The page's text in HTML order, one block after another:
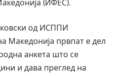
(ИФЕС).
од ИСППИ
Македонија првпат е дел
анкета што се
и дава преглед на